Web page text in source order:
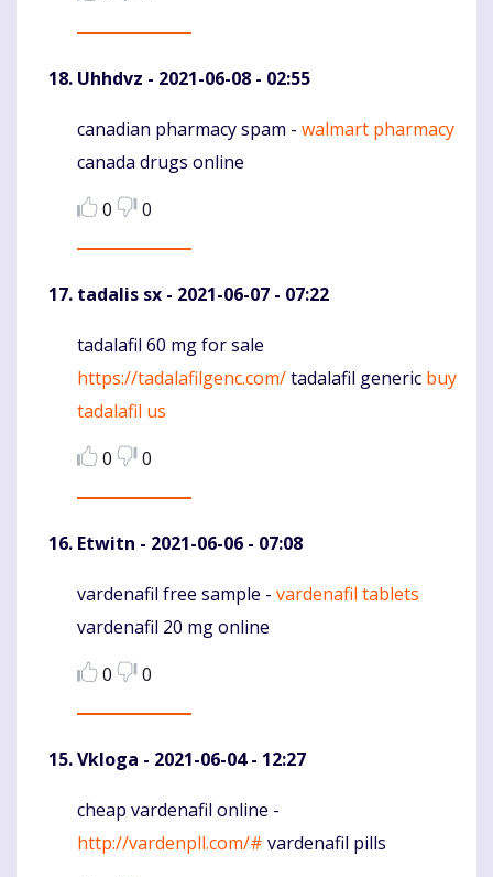
Uhhdvz - 2021-06-08 - 02:55
Komentaras
canadian pharmacy spam - walmart pharmacy
canada drugs online
0
0
tadalis sx - 2021-06-07 - 07:22
Komentaras
tadalafil 60 mg for sale
https://tadalafilgenc.com/tadalafil generic buy
tadalafil us
0
0
Etwitn - 2021-06-06 - 07:08
Komentaras
vardenafil free sample - vardenafil tablets
vardenafil 20 mg online
0
0
Vkloga - 2021-06-04 - 12:27
Komentaras
cheap vardenafil online -
http://vardenpll.com/# vardenafil pills